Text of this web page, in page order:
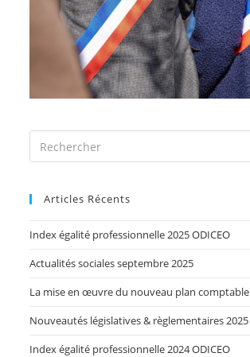
Articles Récents
Index égalité professionnelle 2025 ODICEO
Actualités sociales septembre 2025
La mise en œuvre du nouveau plan comptable
Nouveautés législatives & règlementaires 2025
Index égalité professionnelle 2024 ODICEO